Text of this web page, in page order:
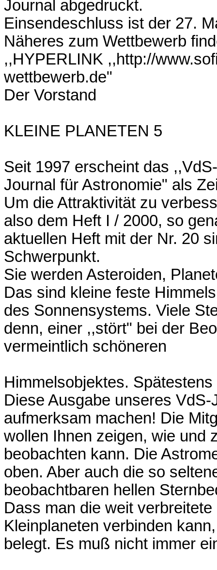
Journal abgedruckt.
Einsendeschluss ist der 27.
Näheres zum Wettbewerb
,,HYPERLINK ,,http://
wettbewerb.de"
Der Vorstand
KLEINE PLANETEN 5
Seit 1997 erscheint das ,,VdS-
Journal für Astronomie" als
Um die Attraktivität zu
also dem Heft I / 2000, so
aktuellen Heft mit der Nr. 20
Schwerpunkt.
Sie werden Asteroiden,
Das sind kleine feste
des Sonnensystems. Viele
denn, einer ,,stört" bei der
vermeintlich schöneren
Himmelsobjektes.
Diese Ausgabe unseres
aufmerksam machen! Die
wollen Ihnen zeigen, wie und
beobachten kann. Die
oben. Aber auch die so
beobachtbaren hellen
Dass man die weit
Kleinplaneten verbinden
belegt. Es muß nicht immer